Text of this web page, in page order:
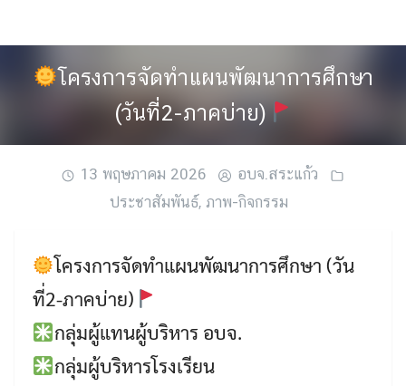
โครงการจัดทำแผนพัฒนาการศึกษา
(วันที่2-ภาคบ่าย)
13 พฤษภาคม 2026
อบจ.สระแก้ว
ประชาสัมพันธ์, ภาพ-กิจกรรม
โครงการจัดทำแผนพัฒนาการศึกษา (วัน
ที่2-ภาคบ่าย)
กลุ่มผู้แทนผู้บริหาร อบจ.
กลุ่มผู้บริหารโรงเรียน